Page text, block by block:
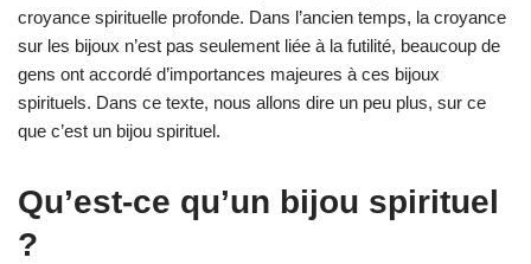
croyance spirituelle profonde. Dans l’ancien temps, la croyance
sur les bijoux n’est pas seulement liée à la futilité, beaucoup de
gens ont accordé d’importances majeures à ces bijoux
spirituels. Dans ce texte, nous allons dire un peu plus, sur ce
que c’est un bijou spirituel.
Qu’est-ce qu’un bijou spirituel
?